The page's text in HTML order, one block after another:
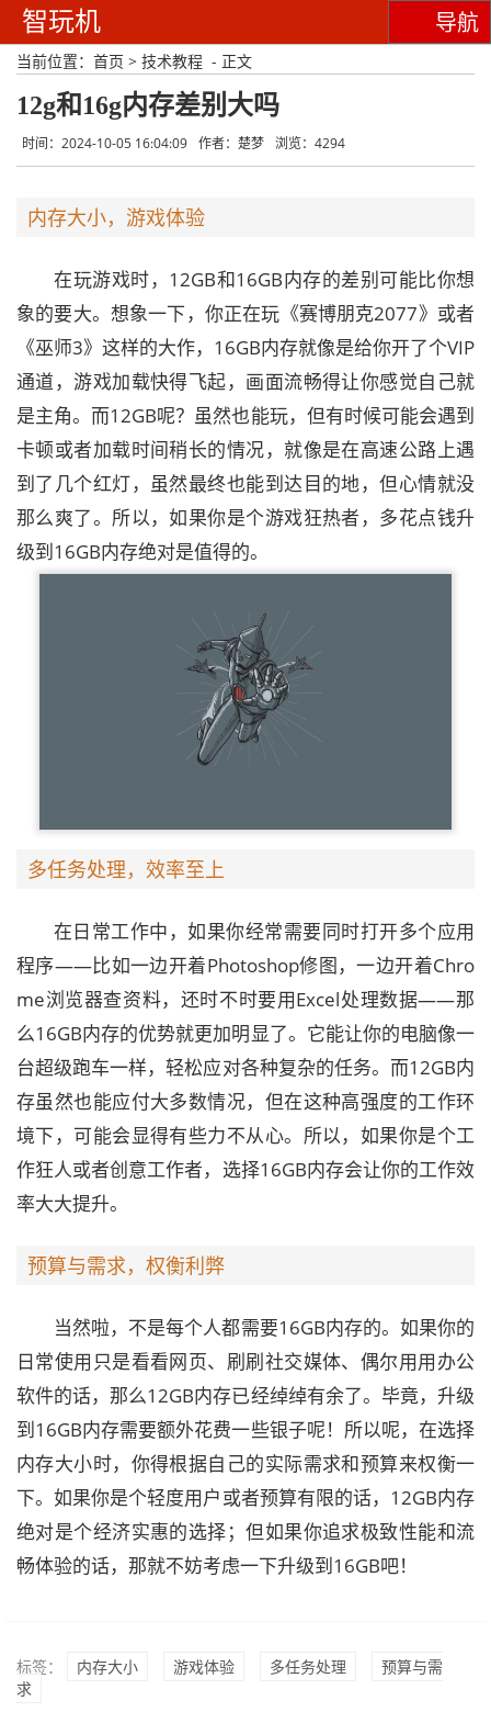
智玩机 导航
当前位置： 首页 > 技术教程 - 正文
12g和16g内存差别大吗
时间：2024-10-05 16:04:09 作者：楚梦 浏览：4294
内存大小，游戏体验
在玩游戏时，12GB和16GB内存的差别可能比你想
象的要大。想象一下，你正在玩《赛博朋克2077》或者
《巫师3》这样的大作，16GB内存就像是给你开了个VIP
通道，游戏加载快得飞起，画面流畅得让你感觉自己就
是主角。而12GB呢？虽然也能玩，但有时候可能会遇到
卡顿或者加载时间稍长的情况，就像是在高速公路上遇
到了几个红灯，虽然最终也能到达目的地，但心情就没
那么爽了。所以，如果你是个游戏狂热者，多花点钱升
级到16GB内存绝对是值得的。
多任务处理，效率至上
在日常工作中，如果你经常需要同时打开多个应用
程序——比如一边开着Photoshop修图，一边开着Chro
me浏览器查资料，还时不时要用Excel处理数据——那
么16GB内存的优势就更加明显了。它能让你的电脑像一
台超级跑车一样，轻松应对各种复杂的任务。而12GB内
存虽然也能应付大多数情况，但在这种高强度的工作环
境下，可能会显得有些力不从心。所以，如果你是个工
作狂人或者创意工作者，选择16GB内存会让你的工作效
率大大提升。
预算与需求，权衡利弊
当然啦，不是每个人都需要16GB内存的。如果你的
日常使用只是看看网页、刷刷社交媒体、偶尔用用办公
软件的话，那么12GB内存已经绰绰有余了。毕竟，升级
到16GB内存需要额外花费一些银子呢！所以呢，在选择
内存大小时，你得根据自己的实际需求和预算来权衡一
下。如果你是个轻度用户或者预算有限的话，12GB内存
绝对是个经济实惠的选择；但如果你追求极致性能和流
畅体验的话，那就不妨考虑一下升级到16GB吧！
标签： 内存大小 游戏体验 多任务处理
预算与需
求